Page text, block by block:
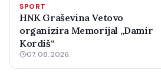
SPORT
HNK Graševina Vetovo
organizira Memorijal „Damir
Kordiš“
07. 08. 2026.